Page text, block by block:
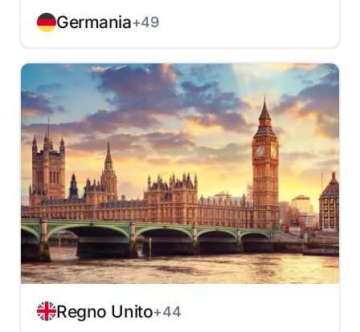
Germania+49
Regno Unito+44